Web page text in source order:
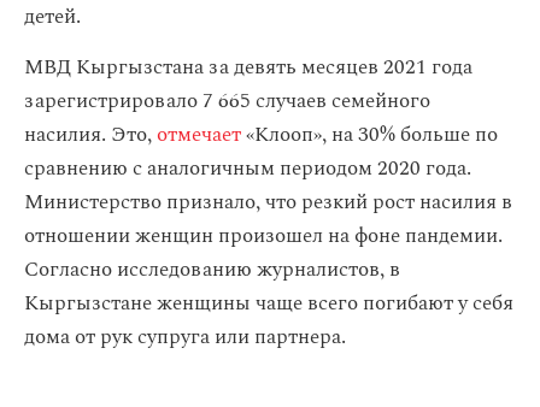
детей.
МВД Кыргызстана за девять месяцев 2021 года
зарегистрировало 7 665 случаев семейного
насилия. Это,отмечает«Клооп», на 30% больше по
сравнению с аналогичным периодом 2020 года.
Министерство признало, что резкий рост насилия в
отношении женщин произошел на фоне пандемии.
Согласно исследованию журналистов, в
Кыргызстане женщины чаще всего погибают у себя
дома от рук супруга или партнера.